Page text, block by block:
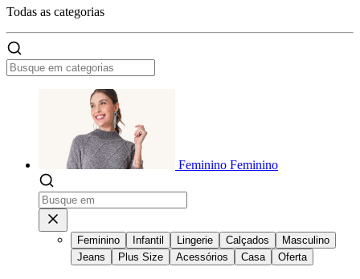
Todas as categorias
Feminino Feminino
Feminino Infantil Lingerie Calçados
Masculino
Jeans
Plus Size Acessórios Casa Oferta